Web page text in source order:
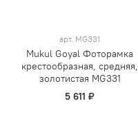
арт. MG331
Mukul Goyal Фоторамка
крестообразная, средняя,
золотистая MG331
5 611 ₽